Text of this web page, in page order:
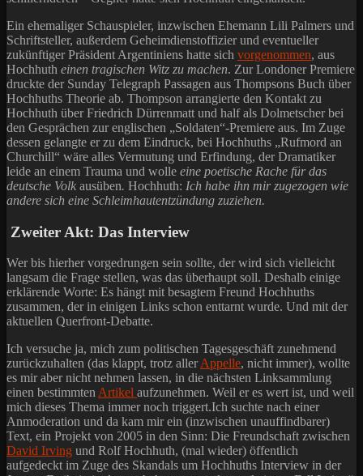
Ein ehemaliger Schauspieler, inzwischen Ehemann Lili Palmers und
Schriftsteller, außerdem Geheimdienstoffizier und eventueller
zukünftiger Präsident Argentiniens hatte sich vorgenommen, aus
Hochhuth einen tragischen Witz zu machen. Zur Londoner Premiere
druckte der Sunday Telegraph Passagen aus Thompsons Buch über
Hochhuths Theorie ab. Thompson arrangierte den Kontakt zu
Hochhuth über Friedrich Dürrenmatt und half als Dolmetscher bei
den Gesprächen zur englischen „Soldaten“-Premiere aus. Im Zuge
dessen gelangte er zu dem Eindruck, bei Hochhuths „Rufmord an
Churchill“ wäre alles Vermutung und Erfindung, der Dramatiker
leide an einem Trauma und wolle eine poetische Rache für das
deutsche Volk ausüben. Hochhuth: Ich habe ihn mir zugezogen wie
andere sich eine Schleimhautentzündung zuziehen.
Zweiter Akt: Das Interview
Wer bis hierher vorgedrungen sein sollte, der wird sich vielleicht
langsam die Frage stellen, was das überhaupt soll. Deshalb einige
erklärende Worte: Es hängt mit besagtem Freund Hochhuths
zusammen, der in einigen Links schon enttarnt wurde. Und mit der
aktuellen Querfront-Debatte.
Ich versuche ja, mich zum politischen Tagesgeschäft zunehmend
zurückzuhalten (das klappt, trotz allerAppelle, nicht immer), wollte
es mir aber nicht nehmen lassen, in die nächsten Linksammlung
einen bestimmtenArtikel aufzunehmen. Weil er es wert ist, und weil
mich dieses Thema immer noch triggert.Ich suchte nach einer
Anmoderation und da kam mir ein (inzwischen unauffindbarer)
Text, ein Projekt von 2005 in den Sinn: Die Freundschaft zwischen
David Irving und Rolf Hochhuth, (mal wieder) öffentlich
aufgedeckt im Zuge des Skandals um Hochhuths Interview in der